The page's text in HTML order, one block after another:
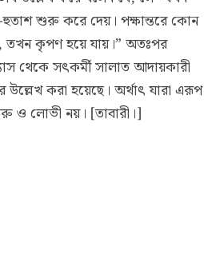
হুতাশ শুরু করে দেয়। পক্ষান্তরে কোন
তখন কৃপণ হয়ে যায়।” অতঃপর
থেকে সৎকর্মী সালাত আদায়কারী
উল্লেখ করা হয়েছে। অর্থাৎ যারা এরূপ
ও লোভী নয়। [তাবারী।]